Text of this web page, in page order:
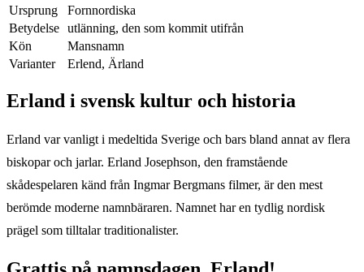
Ursprung
Fornnordiska
Betydelse utlänning, den som kommit utifrån
Kön
Mansnamn
Varianter
Erlend, Ärland
Erland i svensk kultur och historia
Erland var vanligt i medeltida Sverige och bars bland annat av flera
biskopar och jarlar. Erland Josephson, den framstående
skådespelaren känd från Ingmar Bergmans filmer, är den mest
berömde moderne namnbäraren. Namnet har en tydlig nordisk
prägel som tilltalar traditionalister.